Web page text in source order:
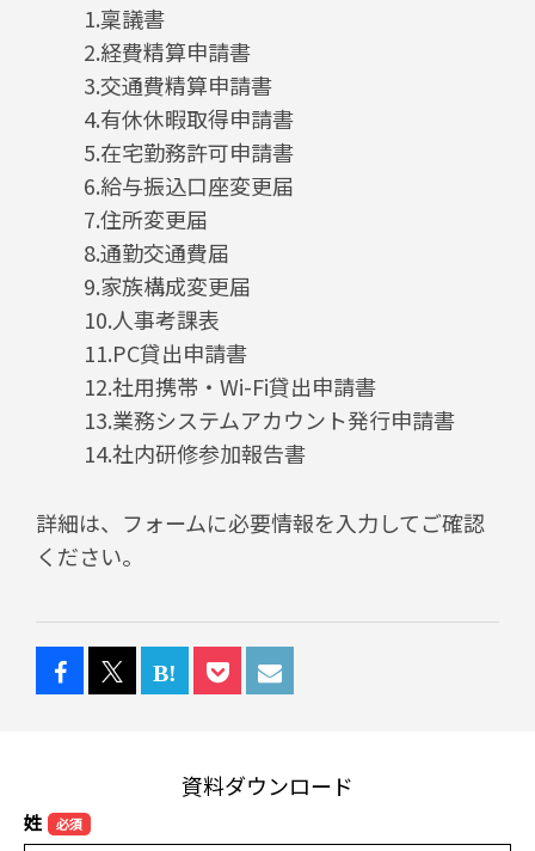
1.稟議書
2.経費精算申請書
3.交通費精算申請書
4.有休休暇取得申請書
5.在宅勤務許可申請書
6.給与振込口座変更届
7.住所変更届
8.通勤交通費届
9.家族構成変更届
10.人事考課表
11.PC貸出申請書
12.社用携帯・Wi-Fi貸出申請書
13.業務システムアカウント発行申請書
14.社内研修参加報告書
詳細は、フォームに必要情報を入力してご確認
ください。
資料ダウンロード
姓 必須